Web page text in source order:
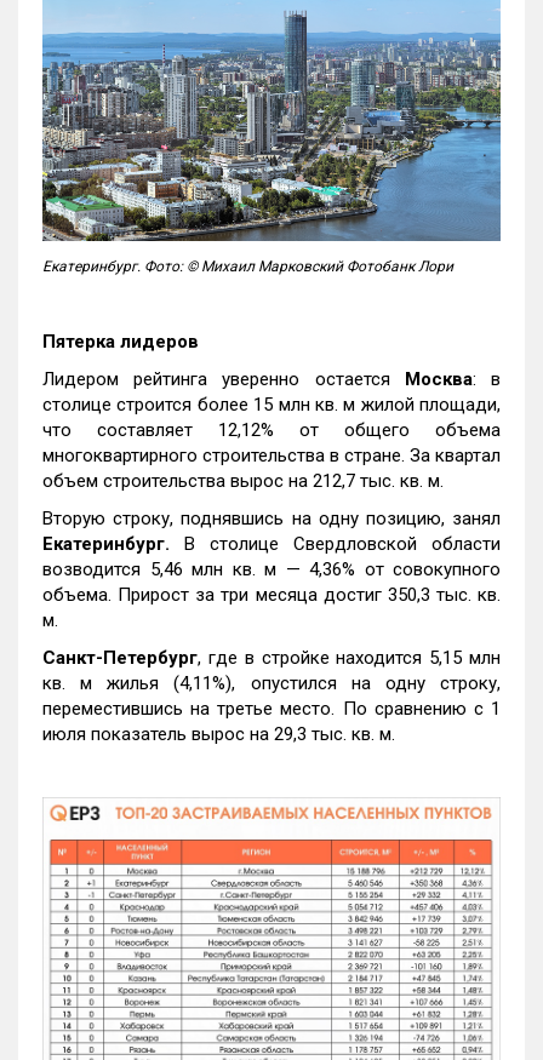
Екатеринбург. Фото: © Михаил Марковский Фотобанк Лори
Пятерка лидеров
Лидером рейтинга уверенно остается Москва: в
столице строится более 15 млн кв. м жилой площади,
что составляет 12,12% от общего объема
многоквартирного строительства в стране. За квартал
объем строительства вырос на 212,7 тыс. кв. м.
Вторую строку, поднявшись на одну позицию, занял
Екатеринбург. В столице Свердловской области
возводится 5,46 млн кв. м — 4,36% от совокупного
объема. Прирост за три месяца достиг 350,3 тыс. кв.
м.
Санкт-Петербург, где в стройке находится 5,15 млн
кв. м жилья (4,11%), опустился на одну строку,
переместившись на третье место. По сравнению с 1
июля показатель вырос на 29,3 тыс. кв. м.